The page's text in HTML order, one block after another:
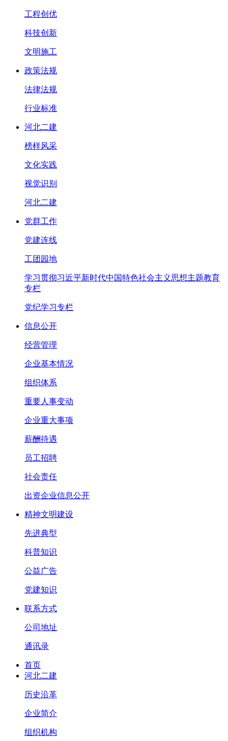
工程创优
科技创新
文明施工
政策法规
法律法规
行业标准
河北二建
榜样风采
文化实践
视觉识别
河北二建
党群工作
党建连线
工团园地
学习贯彻习近平新时代中国特色社会主义思想主题教育
专栏
党纪学习专栏
信息公开
经营管理
企业基本情况
组织体系
重要人事变动
企业重大事项
薪酬待遇
员工招聘
社会责任
出资企业信息公开
精神文明建设
先进典型
科普知识
公益广告
党建知识
联系方式
公司地址
通讯录
首页
河北二建
历史沿革
企业简介
组织机构